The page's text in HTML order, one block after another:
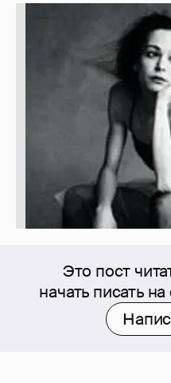
Это пост
начать писать